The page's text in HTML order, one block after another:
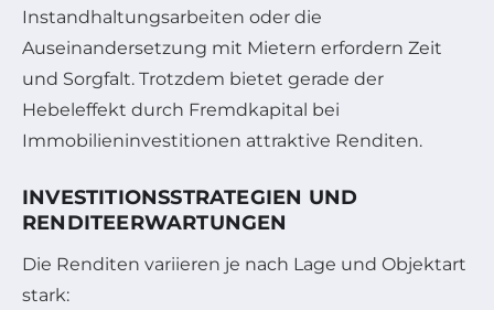
Instandhaltungsarbeiten oder die
Auseinandersetzung mit Mietern erfordern Zeit
und Sorgfalt. Trotzdem bietet gerade der
Hebeleffekt durch Fremdkapital bei
Immobilieninvestitionen attraktive Renditen.
INVESTITIONSSTRATEGIEN UND
RENDITEERWARTUNGEN
Die Renditen variieren je nach Lage und Objektart
stark: